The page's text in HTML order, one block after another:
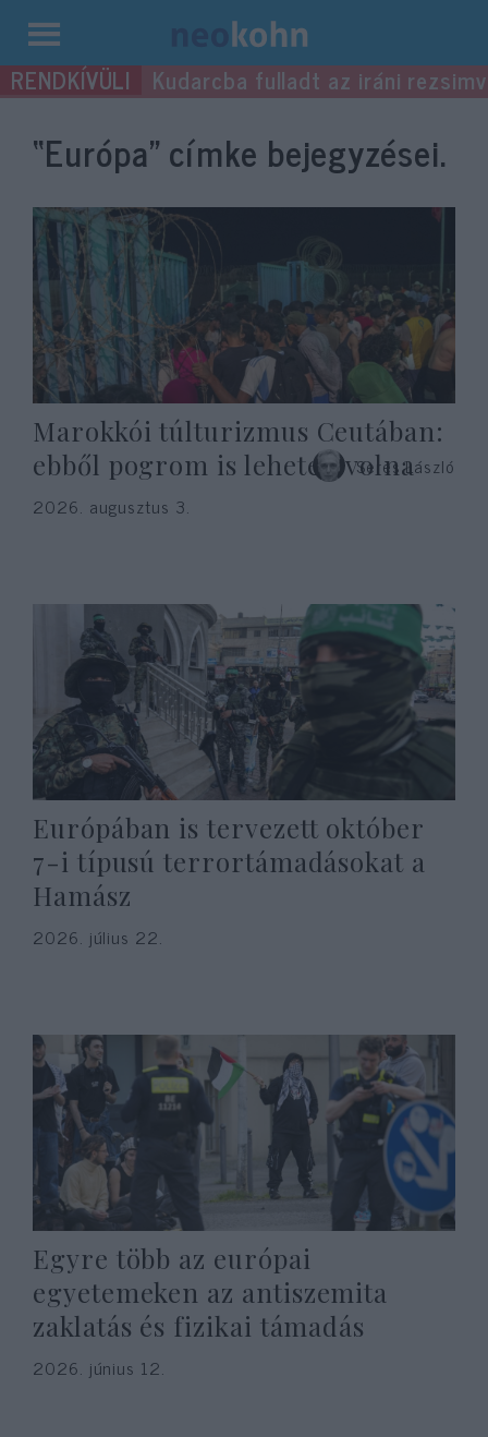
Kilépés
a Kudarcba fulladt az iráni
“Európa”címke bejegyzései.
Marokkói túlturizmus Ceutában:
ebből pogrom is lehetett volna
Seres László
2026. augusztus 3.
Európában is tervezett október
7-i típusú terrortámadásokat a
Hamász
2026. július 22.
Egyre több az európai
egyetemeken az antiszemita
zaklatás és fizikai támadás
2026. június 12.